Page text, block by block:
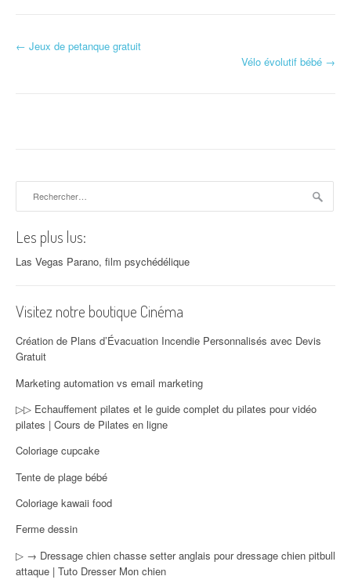
Navigation d'article
← Jeux de petanque gratuit
Vélo évolutif bébé →
Les plus lus:
Las Vegas Parano, film psychédélique
Visitez notre boutique Cinéma
Création de Plans d’Évacuation Incendie Personnalisés avec Devis
Gratuit
Marketing automation vs email marketing
▷▷ Echauffement pilates et le guide complet du pilates pour vidéo
pilates | Cours de Pilates en ligne
Coloriage cupcake
Tente de plage bébé
Coloriage kawaii food
Ferme dessin
▷ → Dressage chien chasse setter anglais pour dressage chien pitbull
attaque | Tuto Dresser Mon chien